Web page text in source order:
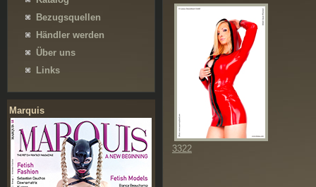
Bezugsquellen
Händler werden
Über uns
Links
Marquis
3322